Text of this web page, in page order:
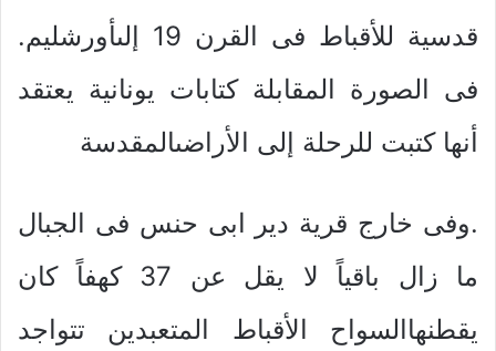
قدسية للأقباط فى القرن 19 إلىأورشليم.
فى الصورة المقابلة كتابات يونانية يعتقد
أنها كتبت للرحلة إلى الأراضىالمقدسة
.وفى خارج قرية دير ابى حنس فى الجبال
ما زال باقياً لا يقل عن 37 كهفاً كان
يقطنهاالسواح الأقباط المتعبدين تتواجد